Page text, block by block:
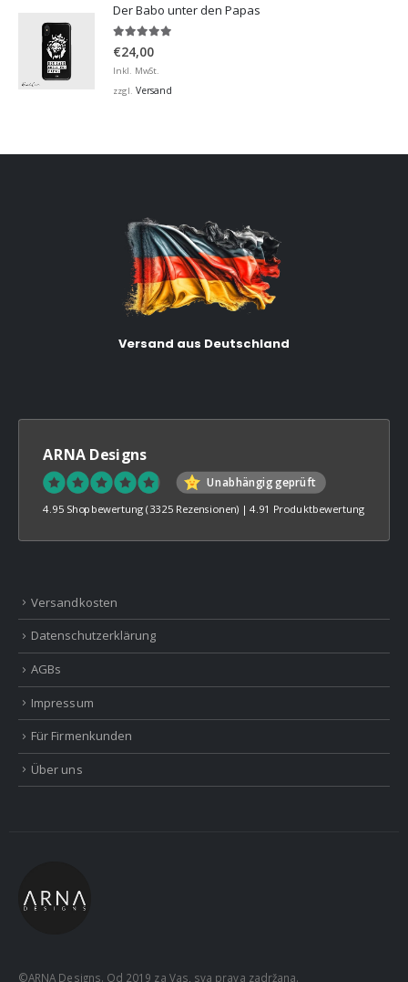
Der Babo unter den Papas
5.00von 5
€24,00
Inkl. MwSt.
zzgl. Versand
Versand aus Deutschland
ARNA Designs
Unabhängig geprüft
4.95 Shopbewertung (3325 Rezensionen) |4.91 Produktbewertung
Versandkosten
Datenschutzerklärung
AGBs
Impressum
Für Firmenkunden
Über uns
©ARNA Designs. Od 2019 za Vas, sva prava zadržana.